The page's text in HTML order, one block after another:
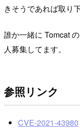
きそうであれば取り
誰か一緒に Tomcat
人募集してます。
参照リンク
CVE-2021-43980